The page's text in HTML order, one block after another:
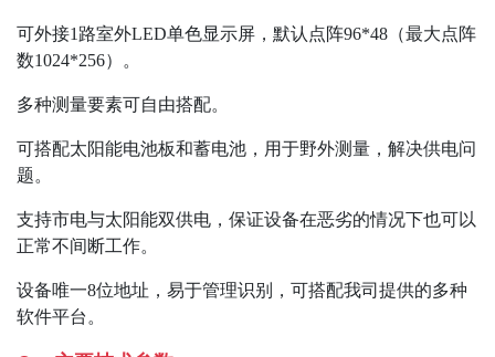
可外接1路室外LED单色显示屏，默认点阵96*48（最大点阵
数1024*256）。
多种测量要素可自由搭配。
可搭配太阳能电池板和蓄电池，用于野外测量，解决供电问
题。
支持市电与太阳能双供电，保证设备在恶劣的情况下也可以
正常不间断工作。
设备唯一8位地址，易于管理识别，可搭配我司提供的多种
软件平台。